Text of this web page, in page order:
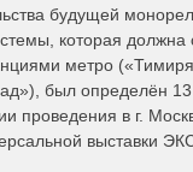
будущей
которая должна
метро
был определён
проведения в г.
выставки